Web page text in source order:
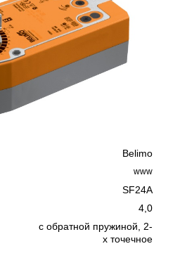
Belimo
www
SF24A
4,0
c обратной пружиной, 2-
х точечное